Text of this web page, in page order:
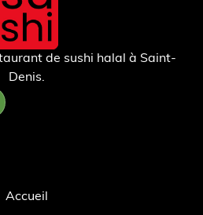
de sushi halal à Saint-
Denis.
Accueil